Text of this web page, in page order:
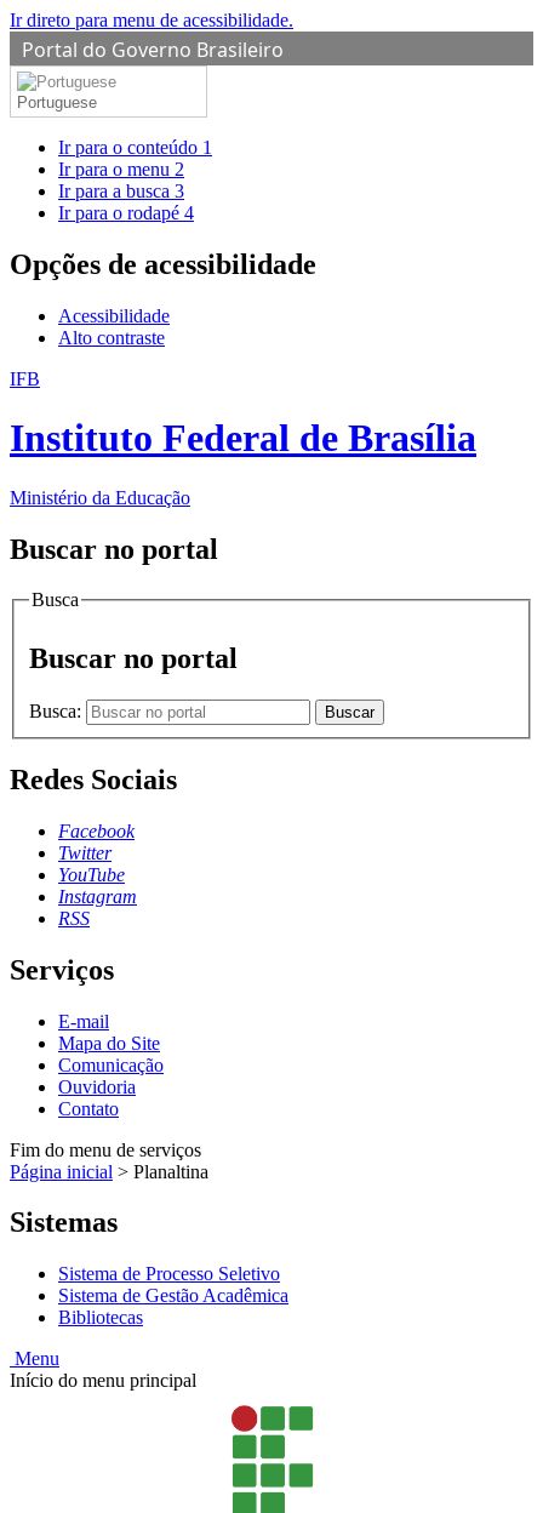
Ir direto para menu de acessibilidade.
Portal do Governo Brasileiro
Portuguese
Ir para o conteúdo 1
Ir para o menu 2
Ir para a busca 3
Ir para o rodapé 4
Opções de acessibilidade
Acessibilidade
Alto contraste
IFB
Instituto Federal de Brasília
Ministério da Educação
Buscar no portal
Busca
Buscar no portal
Busca: Buscar
Redes Sociais
Facebook
Twitter
YouTube
Instagram
RSS
Serviços
E-mail
Mapa do Site
Comunicação
Ouvidoria
Contato
Fim do menu de serviços
Página inicial > Planaltina
Sistemas
Sistema de Processo Seletivo
Sistema de Gestão Acadêmica
Bibliotecas
Menu
Início do menu principal